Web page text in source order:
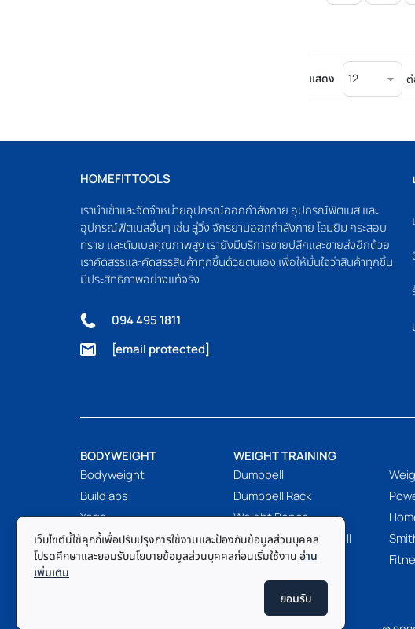
แสดง
HOMEFITTOOLS
เรานำเข้าและจัดจำหน่ายอุปกรณ์ออกกำลังกาย อุปกรณ์ฟิตเนส และ
อุปกรณ์ฟิตเนสอื่นๆ เช่น ลู่วิ่ง จักรยานออกกำลังกาย โฮมยิม กระสอบ
ทราย และดัมเบลคุณภาพสูง เรายังมีบริการขายปลีกและขายส่งอีกด้วย
เราคัดสรรและคัดสรรสินค้าทุกชิ้นด้วยตนเอง เพื่อให้มั่นใจว่าสินค้าทุกชิ้น
มีประสิทธิภาพอย่างแท้จริง
094 495 1811
[email protected]
BODYWEIGHT
Bodyweight
Build abs
Yoga
Pilates
WEIGHT TRAINING
Dumbbell
Dumbbell Rack
Weight Bench
Set Bench + Dumbbell
Barbell
Barbell Rack
เว็บไซต์นี้ใช้คุกกี้เพื่อปรับปรุงการใช้งานและป้องกันข้อมูลส่วนบุคคล
โปรดศึกษาและยอมรับนโยบายข้อมูลส่วนบุคคลก่อนเริ่มใช้งาน อ่าน
เพิ่มเติม
ยอมรับ